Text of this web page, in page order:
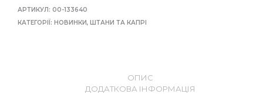
АРТИКУЛ: 00-133640
КАТЕГОРІЇ: НОВИНКИ, ШТАНИ ТА КАПРІ
ОПИС
ДОДАТКОВА ІНФОРМАЦІЯ